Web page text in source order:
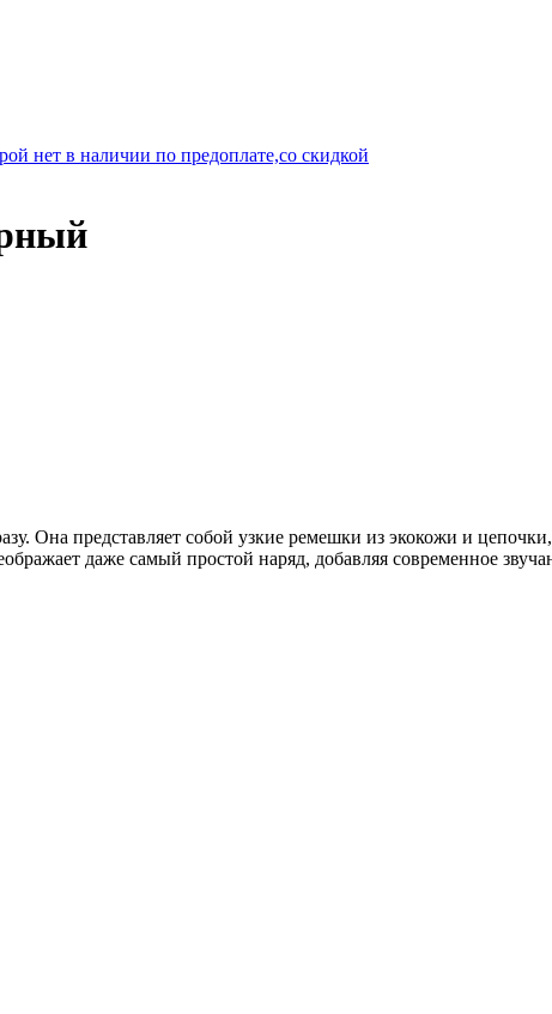
нет в наличии по предоплате,со скидкой
Она представляет собой узкие ремешки из экокожи и
даже самый простой наряд, добавляя современное